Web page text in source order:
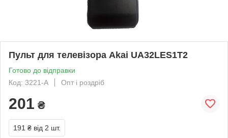
Пульт для телевізора Akai UA32LES1T2
Готово до відправки
Код: 3221-A
Опт і роздріб
201 ₴
191 ₴ від 2 шт.